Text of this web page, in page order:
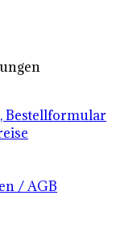
Bestellformular
/ AGB